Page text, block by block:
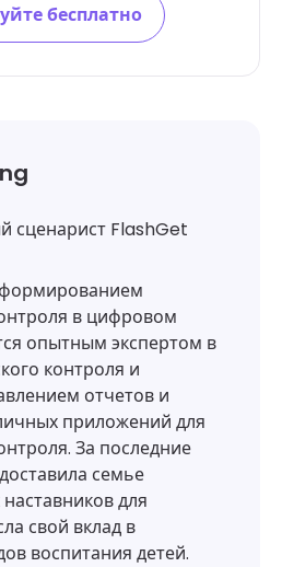
бесплатно
сценарист FlashGet
в цифровом
опытным экспертом в
контроля и
отчетов и
приложений для
За последние
семье
для
свой вклад в
воспитания детей.